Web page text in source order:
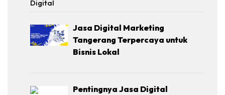
Jasa Digital Marketing
Tangerang Terpercaya untuk
Bisnis Lokal
Pentingnya Jasa Digital